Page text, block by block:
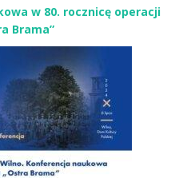
w 80. rocznicę operacji
Brama”